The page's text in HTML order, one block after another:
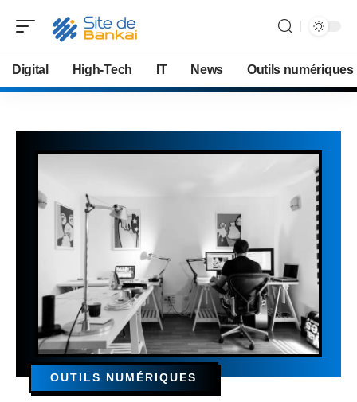
Digital High-Tech IT News Outils numériques
OUTILS NUMÉRIQUES